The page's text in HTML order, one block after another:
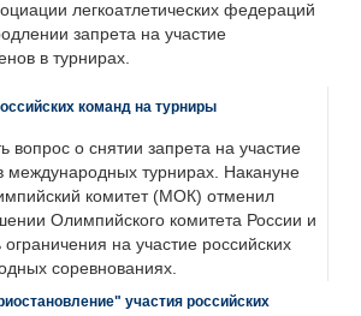
легкоатлетических федераций
запрета на участие
в турнирах.
команд на турниры
вопрос о снятии запрета на участие
международных турнирах. Накануне
комитет (МОК) отменил
Олимпийского комитета России и
на участие российских
соревнованиях.
участия российских